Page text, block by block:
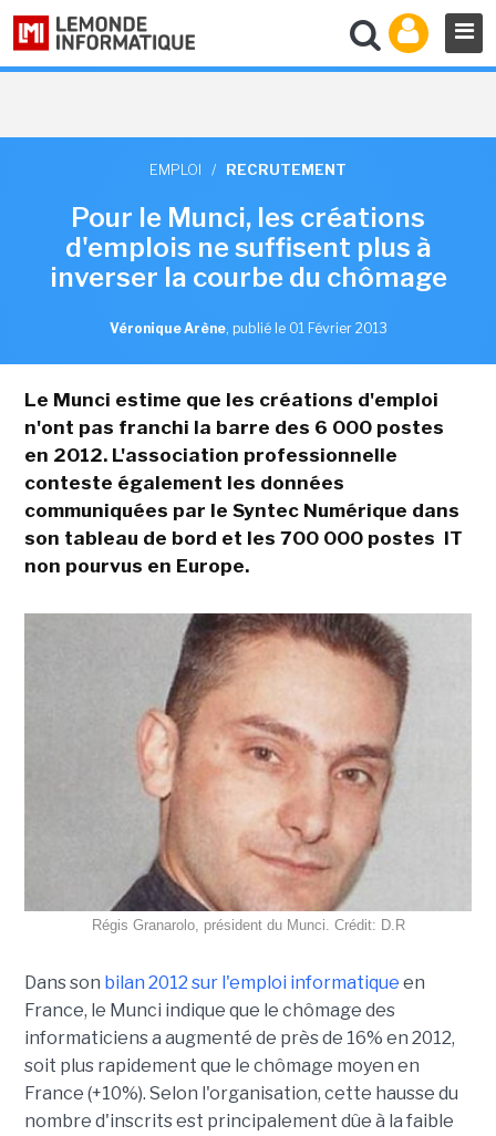
EMPLOI / RECRUTEMENT
Pour le Munci, les créations
d'emplois ne suffisent plus à
inverser la courbe du chômage
Véronique Arène, publié le 01 Février 2013
Le Munci estime que les créations d'emploi
n'ont pas franchi la barre des 6 000 postes
en 2012. L'association professionnelle
conteste également les données
communiquées par le Syntec Numérique dans
son tableau de bord et les 700 000 postes IT
non pourvus en Europe.
Régis Granarolo, président du Munci. Crédit: D.R
Dans son bilan 2012 sur l'emploi informatique en
France, le Munci indique que le chômage des
informaticiens a augmenté de près de 16% en 2012,
soit plus rapidement que le chômage moyen en
France (+10%). Selon l'organisation, cette hausse du
nombre d'inscrits est principalement dûe à la faible